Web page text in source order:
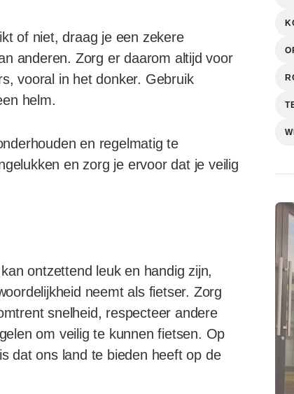
of niet, draag je een zekere
anderen. Zorg er daarom altijd voor
vooral in het donker. Gebruik
helm.
en regelmatig te
en zorg je ervoor dat je veilig
ontzettend leuk en handig zijn,
neemt als fietser. Zorg
snelheid, respecteer andere
om veilig te kunnen fietsen. Op
dat ons land te bieden heeft op de